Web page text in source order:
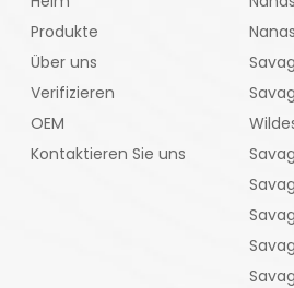
Produkte
Über uns
Verifizieren
OEM
Kontaktieren Sie uns